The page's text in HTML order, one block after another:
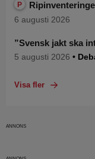
P
6 augusti 2026
”Svensk jakt ska
5 augusti 2026 •
Visa fler